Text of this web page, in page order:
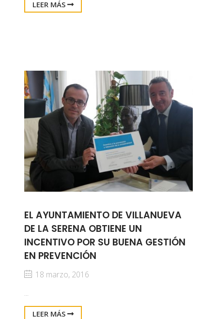
LEER MÁS
EL AYUNTAMIENTO DE VILLANUEVA
DE LA SERENA OBTIENE UN
INCENTIVO POR SU BUENA GESTIÓN
EN PREVENCIÓN
18 marzo, 2016
...
LEER MÁS